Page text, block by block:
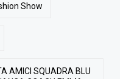
Show
AMICI SQUADRA BLU